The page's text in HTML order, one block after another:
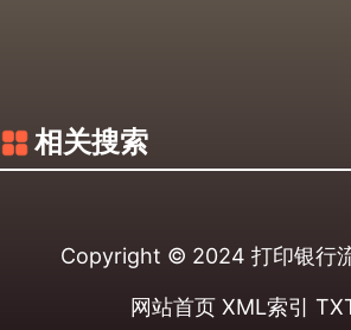
相关搜索
Copyright © 2024 打印银行
网站首页 XML索引